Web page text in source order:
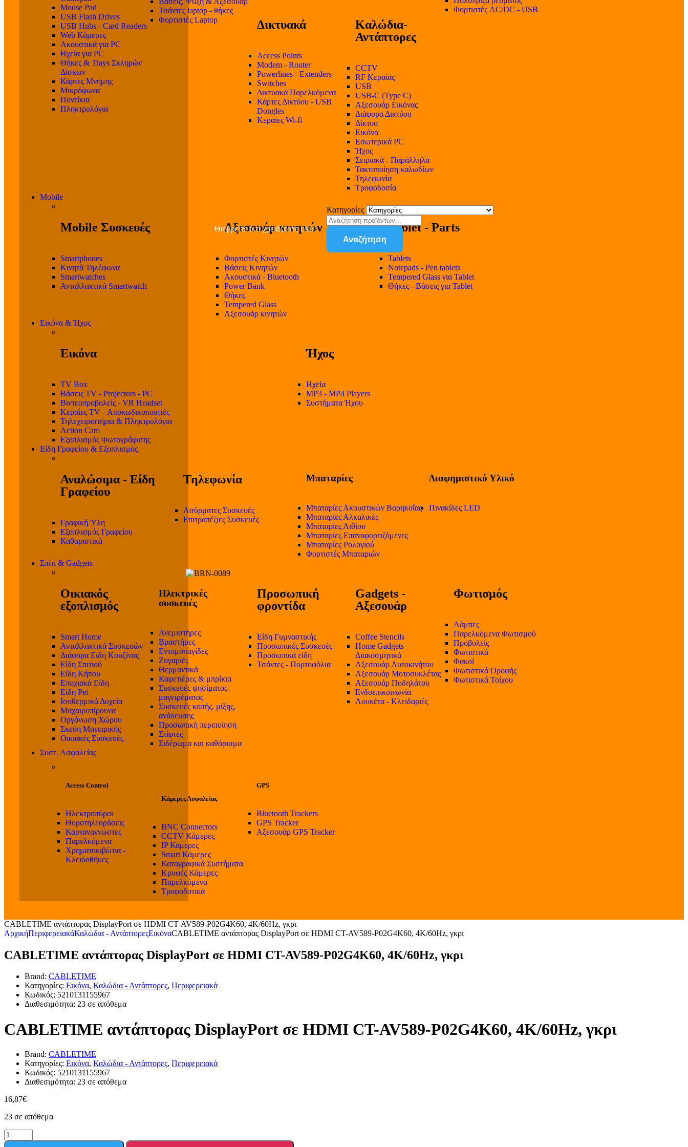
Mouse Pad
USB Flash Drives
USB Hubs - Card Readers
Web Κάμερες
Ακουστικά για PC
Ηχεία για PC
Θήκες & Trays Σκληρών
Δίσκων
Κάρτες Μνήμης
Μικρόφωνα
Ποντίκια
Πληκτρολόγια
Τσάντες laptop - θήκες
Φορτιστές Laptop
Δικτυακά
Access Points
Modem - Router
Powerlines - Extenders
Switches
Δικτυακά Παρελκόμενα
Κάρτες Δικτύου - USB
Dongles
Κεραίες Wi-fi
Καλώδια-
Αντάπτορες
CCTV
RF Κεραίας
USB
USB-C (Type C)
Αξεσουάρ Εικόνας
Διάφορα Δικτύου
Δίκτυο
Εικόνα
Εσωτερικά PC
Ήχος
Σειριακά - Παράλληλα
Τακτοποίηση καλωδίων
Τηλεφωνία
Τροφοδοσία
Φορτιστές AC/DC - USB
Mobile
Mobile Συσκευές
Smartphones
Κινητά Τηλέφωνα
Smartwatches
Ανταλλακτικά Smartwatch
Αξεσουάρ κινητών
Φορτιστές Κινητών
Βάσεις Κινητών
Ακουστικά - Bluetooth
Power Bank
Θήκες
Tempered Glass
Αξεσουάρ κινητών
Tablet - Parts
Tablets
Notepads - Pen tablets
Tempered Glass για Tablet
Θήκες - Βάσεις για Tablet
Εικόνα & Ήχος
Εικόνα
TV Box
Βάσεις TV - Projectors - PC
Βιντεοπροβολείς - VR Headset
Κεραίες TV - Αποκωδικοποιητές
Τηλεχειριστήρια & Πληκτρολόγια
Action Cam
Εξοπλισμός Φωτογράφισης
Ήχος
Ηχεία
MP3 - MP4 Players
Συστήματα Ήχου
Είδη Γραφείου & Εξοπλισμός
Αναλώσιμα - Είδη
Γραφείου
Γραφική Ύλη
Εξοπλισμός Γραφείου
Καθαριστικά
Τηλεφωνία
Ασύρματες Συσκευές
Επιτραπέζιες Συσκευές
Μπαταρίες
Μπαταρίες Ακουστικών Βαρηκοΐας
Μπαταρίες Αλκαλικές
Μπαταρίες Λιθίου
Μπαταρίες Επαναφορτιζόμενες
Μπαταρίες Ρολογιού
Φορτιστές Μπαταριών
Διαφημιστικό Υλικό
Πινακίδες LED
Σπίτι & Gadgets
Οικιακός
εξοπλισμός
Smart Home
Ανταλλακτικά Συσκευών
Διάφορα Είδη Κουζίνας
Είδη Σπιτιού
Είδη Κήπου
Εποχιακά Είδη
Είδη Pet
Ισοθερμικά Δοχεία
Μαχαιροπίρουνα
Οργάνωση Χώρου
Σκεύη Μαγειρικής
Οικιακές Συσκευές
Ηλεκτρικές
συσκευές
Ανεμιστήρες
Βραστήρες
Εντομοπαγίδες
Ζυγαριές
Θερμαντικά
Καφετιέρες & μπρίκια
Συσκευές ψησίματος-
μαγειρέματος
Συσκευές κοπής, μίξης,
ανάδευσης
Προσωπική περιποίηση
Στίφτες
Σιδέρωμα και καθάρισμα
Προσωπική
φροντίδα
Είδη Γυμναστικής
Προσωπικές Συσκευές
Προσωπικά είδη
Τσάντες - Πορτοφόλια
Gadgets -
Αξεσουάρ
Coffee Stencils
Home Gadgets –
Διακοσμητικά
Αξεσουάρ Αυτοκινήτου
Αξεσουάρ Μοτοσυκλέτας
Αξεσουάρ Ποδηλάτου
Ενδοεπικοινωνία
Λουκέτα - Κλειδαριές
Φωτισμός
Λάμπες
Παρελκόμενα Φωτισμού
Προβολείς
Φωτιστικά
Φακοί
Φωτιστικά Οροφής
Φωτιστικά Τοίχου
Συστ. Ασφαλείας
Access Control
Ηλεκτροπύροι
Θυροτηλεοράσεις
Καρταναγνώστες
Παρελκόμενα
Χρηματοκιβώτια -
Κλειδοθήκες
Κάμερες Ασφαλείας
BNC Connectors
CCTV Κάμερες
IP Κάμερες
Smart Κάμερες
Καταγραφικά Συστήματα
Κρυφές Κάμερες
Παρελκόμενα
Τροφοδοτικά
GPS
Bluetooth Trackers
GPS Tracker
Αξεσουάρ GPS Tracker
Θα βρείτε ό,τι χρειάζεστε εδώ!
Κατηγορίες
Αναζήτηση
CABLETIME αντάπτορας DisplayPort σε HDMI CT-AV589-P02G4K60, 4K/60Hz, γκρι
ΑρχικήΠεριφερειακάΚαλώδια - ΑντάπτορεςΕικόναCABLETIME αντάπτορας DisplayPort σε HDMI CT-AV589-P02G4K60, 4K/60Hz, γκρι
CABLETIME αντάπτορας DisplayPort σε HDMI CT-AV589-P02G4K60, 4K/60Hz, γκρι
Brand: CABLETIME
Κατηγορίες: Εικόνα, Καλώδια - Αντάπτορες, Περιφερειακά
Κωδικός: 5210131155967
Διαθεσιμότητα: 23 σε απόθεμα
CABLETIME αντάπτορας DisplayPort σε HDMI CT-AV589-P02G4K60, 4K/60Hz, γκρι
Brand: CABLETIME
Κατηγορίες: Εικόνα, Καλώδια - Αντάπτορες, Περιφερειακά
Κωδικός: 5210131155967
Διαθεσιμότητα: 23 σε απόθεμα
16,87€
23 σε απόθεμα